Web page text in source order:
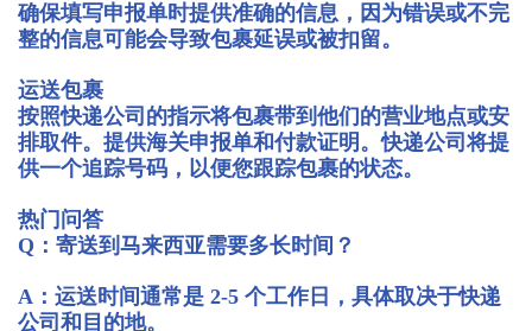
确保填写申报单时提供准确的信息，因为错误或不完
整的信息可能会导致包裹延误或被扣留。
运送包裹
按照快递公司的指示将包裹带到他们的营业地点或安
排取件。提供海关申报单和付款证明。快递公司将提
供一个追踪号码，以便您跟踪包裹的状态。
热门问答
Q：寄送到马来西亚需要多长时间？
A：运送时间通常是 2-5 个工作日，具体取决于快递
公司和目的地。